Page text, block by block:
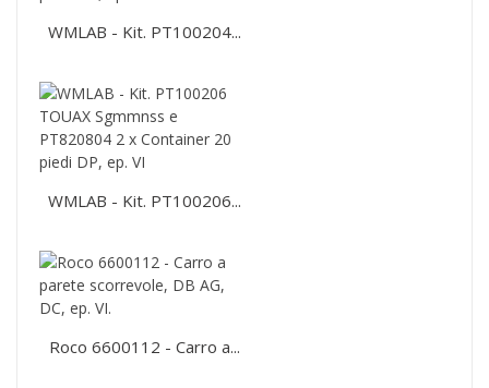
WMLAB - Kit. PT100204...
WMLAB - Kit. PT100206...
Roco 6600112 - Carro a...